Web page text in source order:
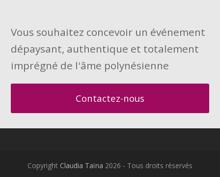
Vous souhaitez concevoir un événement
dépaysant, authentique et totalement
imprégné de l'âme polynésienne
Contactez-nous
Copyright Claudia Taïna 2026 - Tous droits réservés